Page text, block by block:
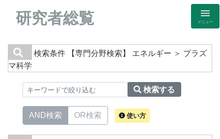
研究者総覧 メニュー
検索条件
【専門分野検索】 エネルギー ＞ プラズ
マ科学
検索する
AND検索 OR検索 使い方